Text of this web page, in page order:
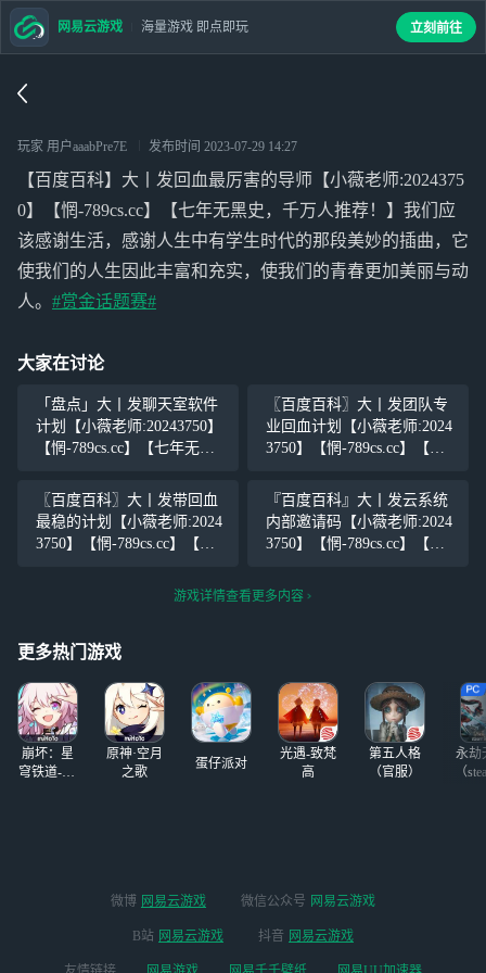
玩家 用户aaabPre7E 发布时间 2023-07-29 14:27
【百度百科】大丨发回血最厉害的导师【小薇老师:2024375
0】【惘-789cs.cc】【七年无黑史，千万人推荐！】我们应
该感谢生活，感谢人生中有学生时代的那段美妙的插曲，它
使我们的人生因此丰富和充实，使我们的青春更加美丽与动
人。 #赏金话题赛#
大家在讨论
「盘点」大丨发聊天室软件
计划【小薇老师:20243750】
【惘-789cs.cc】【七年无黑
该感谢生活，感谢人生中有
学生时代的那段美妙的插
曲，它使我们的人生因此丰
〖百度百科〗大丨发团队专
业回血计划【小薇老师:2024
3750】【惘-789cs.cc】【七
我们应该感谢生活，感谢人
生中有学生时代的那段美妙
的插曲，它使我们的人生因
〖百度百科〗大丨发带回血
最稳的计划【小薇老师:2024
3750】【惘-789cs.cc】【七
我们应该感谢生活，感谢人
此丰富和充实
『百度百科』大丨发云系统
内部邀请码【小薇老师:2024
3750】【惘-789cs.cc】【七
我们应该感谢生活，感谢人
游戏详情查看更多内容
更多热门游戏
崩坏：星
穹铁道-4.4
原神·空月
之歌
蛋仔派对
光遇-致梵
高
第五人格
（官服）
永劫
（
网易云游戏 海量游戏 即点即玩 立刻前往
微博 网易云游戏 微信公众号 网易云游戏
B站 网易云游戏 抖音 网易云游戏